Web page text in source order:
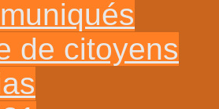
de citoyens